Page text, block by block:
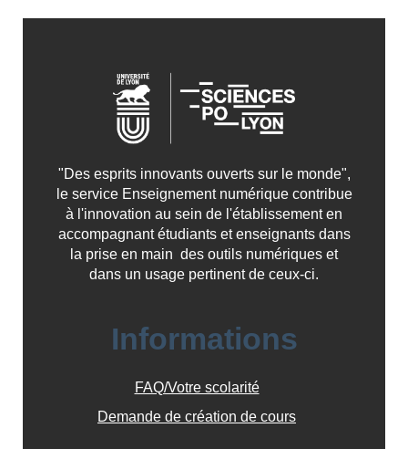
"Des esprits innovants ouverts sur le monde",
le service Enseignement numérique contribue
à l'innovation au sein de l'établissement en
accompagnant étudiants et enseignants dans
la prise en main des outils numériques et
dans un usage pertinent de ceux-ci.
Informations
FAQ/Votre scolarité
Demande de création de cours